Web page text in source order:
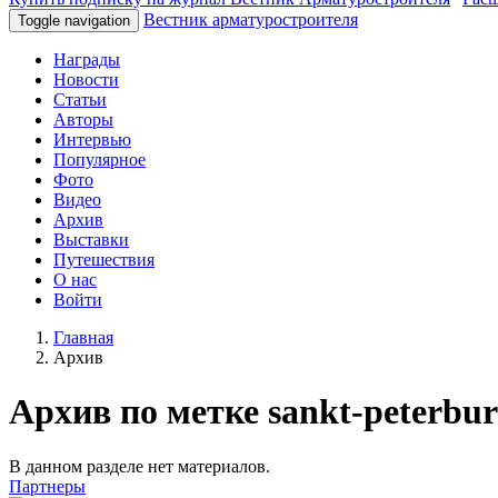
Toggle navigation Вестник арматуростроителя
Награды
Новости
Статьи
Авторы
Интервью
Популярное
Фото
Видео
Архив
Выставки
Путешествия
О нас
Войти
Главная
Архив
Архив по метке sankt-
В данном разделе нет материалов.
Партнеры